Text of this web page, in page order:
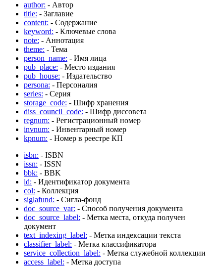
author: - Автор
title: - Заглавие
content: - Содержание
keyword: - Ключевые слова
note: - Аннотация
theme: - Тема
person_name: - Имя лица
pub_place: - Место издания
pub_house: - Издательство
persona: - Персоналия
series: - Серия
storage_code: - Шифр хранения
diss_council_code: - Шифр диссовета
regnum: - Регистрационный номер
invnum: - Инвентарный номер
kpnum: - Номер в реестре КП
isbn: - ISBN
issn: - ISSN
bbk: - BBK
id: - Идентификатор документа
col: - Коллекция
siglafund: - Сигла-фонд
doc_source_var: - Способ получения документа
doc_source_label: - Метка места, откуда получен
документ
text_indexing_label: - Метка индексации текста
classifier_label: - Метка классификатора
service_collection_label: - Метка служебной коллекции
access_label: - Метка доступа